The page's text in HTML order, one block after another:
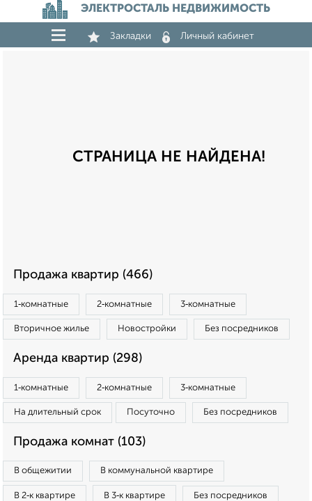
ЭЛЕКТРОСТАЛЬ НЕДВИЖИМОСТЬ
Закладки Личный кабинет
СТРАНИЦА НЕ НАЙДЕНА!
Продажа квартир (466)
1‑комнатные 2‑комнатные 3‑комнатные
Вторичное жилье Новостройки Без посредников
Аренда квартир (298)
1‑комнатные 2‑комнатные 3‑комнатные
На длительный срок Посуточно Без посредников
Продажа комнат (103)
В общежитии В коммунальной квартире
В 2‑к квартире В 3‑к квартире Без посредников